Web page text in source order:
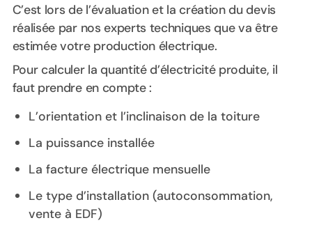
C’est lors de l’évaluation et la création du devis
réalisée par nos experts techniques que va être
estimée votre production électrique.
Pour calculer la quantité d’électricité produite, il
faut prendre en compte :
L’orientation et l’inclinaison de la toiture
La puissance installée
La facture électrique mensuelle
Le type d’installation (autoconsommation,
vente à EDF)